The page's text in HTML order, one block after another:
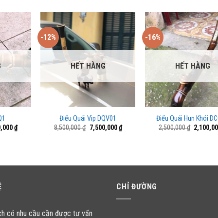
₫Giá
hiện
-12%
HẾT HÀNG
Điếu Quái Vip DQV01
8,500,000₫ Giá
gốc
7,500,000₫Giá
hiện
-16%
HẾT HÀNG
Điếu Quái Hun Khói
2,500,000₫ Giá
gốc
có nhu cầu cần được tư vấn
CHỈ ĐƯỜNG